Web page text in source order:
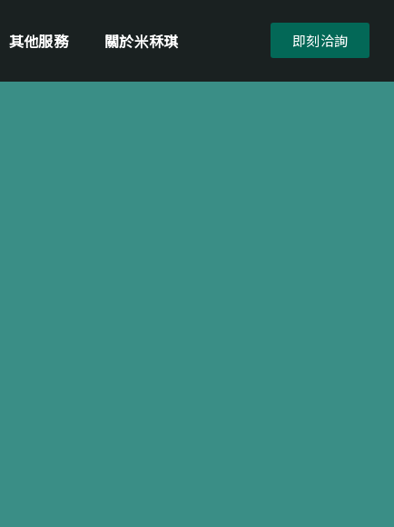
其他服務 關於米秝琪 即刻洽詢